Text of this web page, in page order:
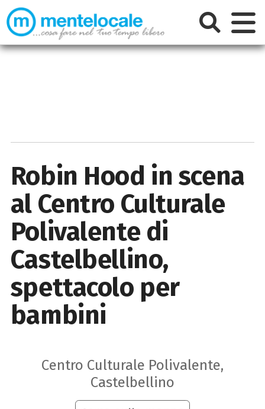
Robin Hood in scena
al Centro Culturale
Polivalente di
Castelbellino,
spettacolo per
bambini
Centro Culturale Polivalente,
Castelbellino